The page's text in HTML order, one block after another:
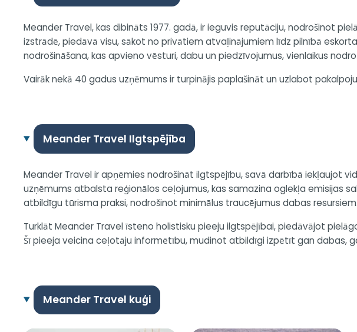
Meander Travel, kas dibināts 1977. gadā, ir ieguvis reputāciju, nodrošinot
izstrādē, piedāvā visu, sākot no privātiem atvaļinājumiem līdz pilnībā
nodrošināšana, kas apvieno vēsturi, dabu un piedzīvojumus, vienlaikus
Vairāk nekā 40 gadus uzņēmums ir turpinājis paplašināt un uzlabot
Meander Travel Ilgtspējība
Meander Travel ir apņēmies nodrošināt ilgtspējību, savā darbībā iekļaujot
uzņēmums atbalsta reģionālos ceļojumus, kas samazina oglekļa emisijas
atbildīgu tūrisma praksi, nodrošinot minimālus traucējumus dabas resursiem.
Turklāt Meander Travel īsteno holistisku pieeju ilgtspējībai, piedāvājot
Šī pieeja veicina ceļotāju informētību, mudinot atbildīgi izpētīt gan dabas,
Meander Travel kuģi